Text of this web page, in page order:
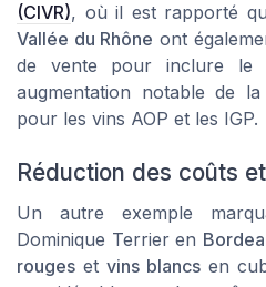
(CIVR), où il est rapporté
Vallée du Rhône ont
de vente pour inclure le
augmentation notable de
pour les vins AOP et les IGP.
Réduction des coûts
Un autre exemple
Dominique Terrieren
rouges et vins blancsen